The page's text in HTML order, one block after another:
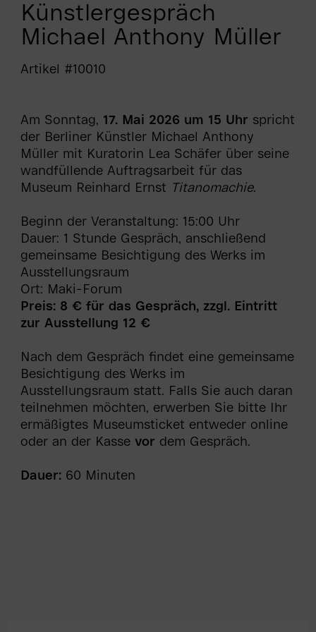
Künstlergespräch
Michael Anthony Müller
Artikel #10010
Am Sonntag, 17. Mai 2026 um 15 Uhr spricht
der Berliner Künstler Michael Anthony
Müller mit Kuratorin Lea Schäfer über seine
wandfüllende Auftragsarbeit für das
Museum Reinhard Ernst
Titanomachie.
Beginn der Veranstaltung: 15:00 Uhr
Dauer: 1 Stunde Gespräch, anschließend
gemeinsame Besichtigung des Werks im
Ausstellungsraum
Ort: Maki-Forum
Preis: 8 € für das Gespräch, zzgl. Eintritt
zur Ausstellung 12 €
Nach dem Gespräch findet eine gemeinsame
Besichtigung des Werks im
Ausstellungsraum statt. Falls Sie auch daran
teilnehmen möchten, erwerben Sie bitte Ihr
ermäßigtes Museumsticket entweder online
oder an der Kassevor dem Gespräch.
Dauer: 60 Minuten